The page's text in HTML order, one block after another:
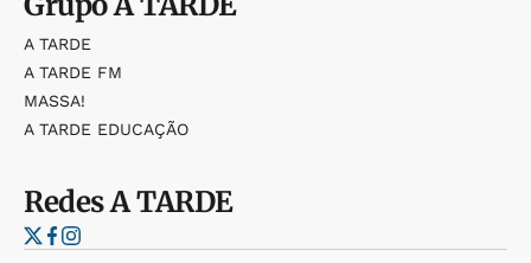
A TARDE
A TARDE FM
MASSA!
A TARDE EDUCAÇÃO
RedesA TARDE